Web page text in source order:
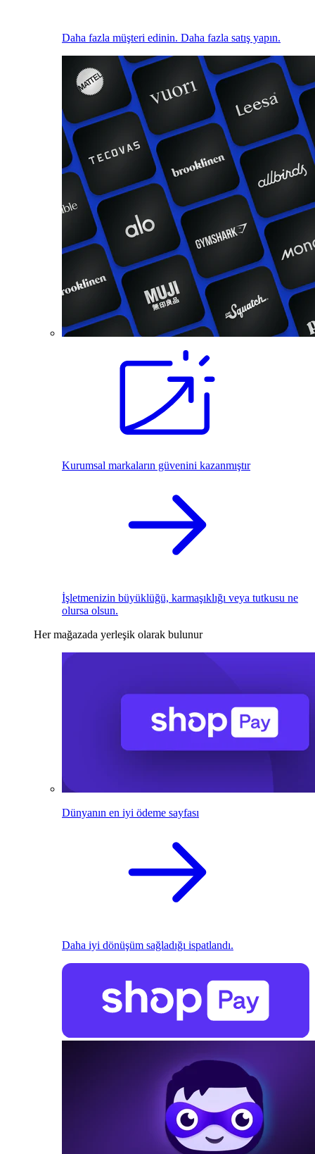
Daha fazla müşteri edinin. Daha fazla satış yapın.
Kurumsal markaların güvenini kazanmıştır
İşletmenizin büyüklüğü, karmaşıklığı veya tutkusu ne
olursa olsun.
Her mağazada yerleşik olarak bulunur
Dünyanın en iyi ödeme sayfası
Daha iyi dönüşüm sağladığı ispatlandı.